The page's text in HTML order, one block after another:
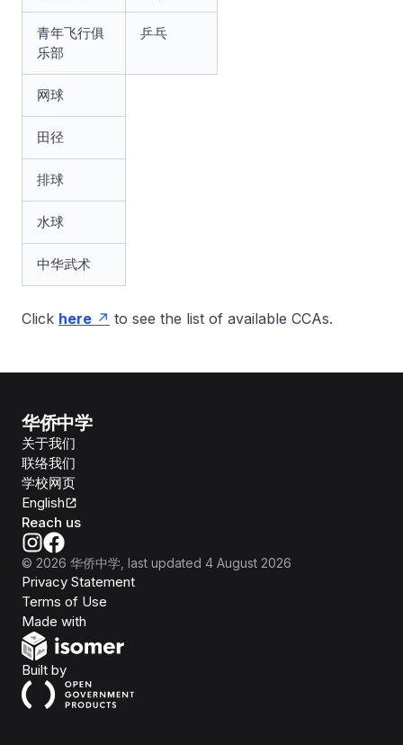
青年飞行俱
乐部
乒乓
网球
田径
排球
水球
中华武术
Click here to see the list of available CCAs.
华侨中学
关于我们
联络我们
学校网页
English
Reach us
© 2026 华侨中学 , last updated 4 August 2026
Privacy Statement
Terms of Use
Made with
Built byOpen Government Products